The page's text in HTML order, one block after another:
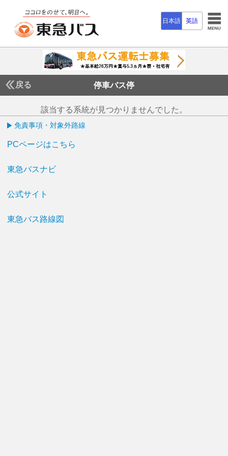
日本語 英語
戻る 停車バス停
該当する系統が見つかりませんでした。
免責事項・対象外路線
PCページはこちら
東急バスナビ
公式サイト
東急バス路線図